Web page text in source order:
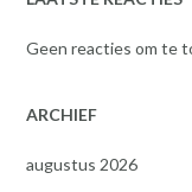
Geen reacties om te
ARCHIEF
augustus 2026